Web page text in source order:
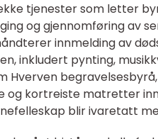
tjenester som letter
og gjennomføring av
innmelding av
inkludert pynting,
Hverven
og kortreiste matretter
blir ivaretatt